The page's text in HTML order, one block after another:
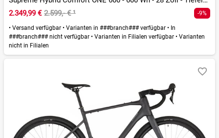
2.349,99 € 2.599,- €¹ -9%
• Versand verfügbar • Varianten in ###branch### verfügbar • In
###branch### nicht verfügbar • Varianten in Filialen verfügbar • Varianten
nicht in Filialen